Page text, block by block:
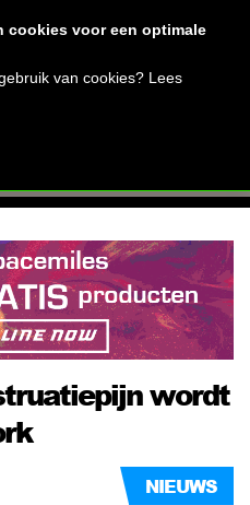
wordt
NIEUWS
cookies voor een optimale
van cookies? Lees